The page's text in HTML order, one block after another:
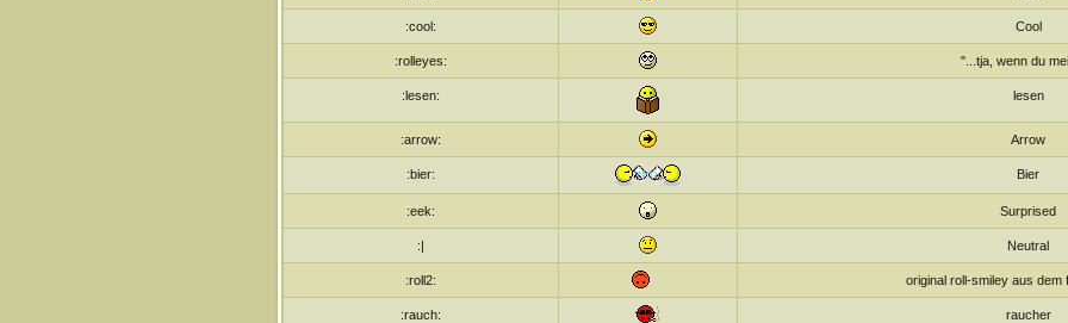
:cool: Cool
:rolleyes: "...tja, wenn du
:lesen: lesen
:arrow: Arrow
:bier: Bier
:eek: Surprised
:| Neutral
:roll2: original roll-smiley aus dem
:rauch: raucher